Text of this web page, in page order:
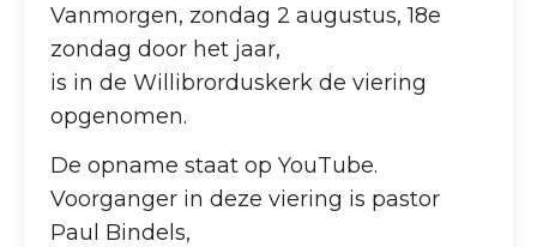
Vanmorgen, zondag 2 augustus, 18e
zondag door het jaar,
is in de Willibrorduskerk de viering
opgenomen.
De opname staat op YouTube.
Voorganger in deze viering is pastor
Paul Bindels,